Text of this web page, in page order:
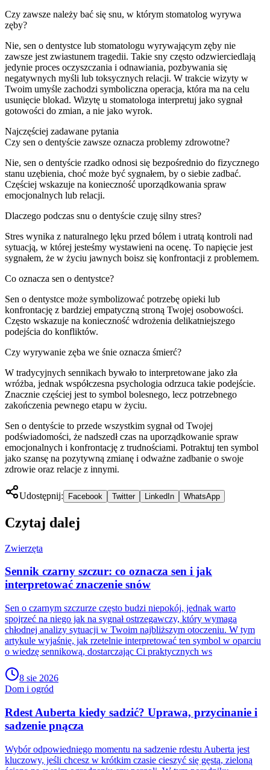
Czy zawsze należy bać się snu, w którym stomatolog wyrywa
zęby?
Nie, sen o dentystce lub stomatologu wyrywającym zęby nie
zawsze jest zwiastunem tragedii. Takie sny często odzwierciedlają
jedynie proces oczyszczania i odnawiania, pozbywania się
negatywnych myśli lub toksycznych relacji. W trakcie wizyty w
Twoim umyśle zachodzi symboliczna operacja, która ma na celu
usunięcie blokad. Wizytę u stomatologa interpretuj jako sygnał
gotowości do zmian, a nie jako wyrok.
Najczęściej zadawane pytania
Czy sen o dentyście zawsze oznacza problemy zdrowotne?
Nie, sen o dentyście rzadko odnosi się bezpośrednio do fizycznego
stanu uzębienia, choć może być sygnałem, by o siebie zadbać.
Częściej wskazuje na konieczność uporządkowania spraw
emocjonalnych lub relacji.
Dlaczego podczas snu o dentyście czuję silny stres?
Stres wynika z naturalnego lęku przed bólem i utratą kontroli nad
sytuacją, w której jesteśmy wystawieni na ocenę. To napięcie jest
sygnałem, że w życiu jawnych boisz się konfrontacji z problemem.
Co oznacza sen o dentystce?
Sen o dentystce może symbolizować potrzebę opieki lub
konfrontację z bardziej empatyczną stroną Twojej osobowości.
Często wskazuje na konieczność wdrożenia delikatniejszego
podejścia do konfliktów.
Czy wyrywanie zęba we śnie oznacza śmierć?
W tradycyjnych sennikach bywało to interpretowane jako zła
wróżba, jednak współczesna psychologia odrzuca takie podejście.
Znacznie częściej jest to symbol bolesnego, lecz potrzebnego
zakończenia pewnego etapu w życiu.
Sen o dentyście to przede wszystkim sygnał od Twojej
podświadomości, że nadszedł czas na uporządkowanie spraw
emocjonalnych i konfrontację z trudnościami. Potraktuj ten symbol
jako szansę na pozytywną zmianę i odważne zadbanie o swoje
zdrowie oraz relacje z innymi.
Udostępnij: Facebook Twitter LinkedIn WhatsApp
Czytaj dalej
Zwierzęta
Sennik czarny szczur: co oznacza sen i jak
interpretować znaczenie snów
Sen o czarnym szczurze często budzi niepokój, jednak warto
spojrzeć na niego jak na sygnał ostrzegawczy, który wymaga
chłodnej analizy sytuacji w Twoim najbliższym otoczeniu. W tym
artykule wyjaśnię, jak rzetelnie interpretować ten symbol w oparciu
o wiedzę sennikową, dostarczając Ci praktycznych ws
8 sie 2026
Dom i ogród
Rdest Auberta kiedy sadzić? Uprawa, przycinanie i
sadzenie pnącza
Wybór odpowiedniego momentu na sadzenie rdestu Auberta jest
kluczowy, jeśli chcesz w krótkim czasie cieszyć się gęstą, zieloną